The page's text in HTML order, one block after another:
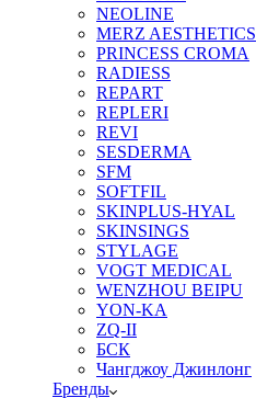
NEOLINE
MERZ AESTHETICS
PRINCESS CROMA
RADIESS
REPART
REPLERI
REVI
SESDERMA
SFM
SOFTFIL
SKINPLUS-HYAL
SKINSINGS
STYLAGE
VOGT MEDICAL
WENZHOU BEIPU
YON-KA
ZQ-II
БСК
Чангджоу Джинлонг
Бренды